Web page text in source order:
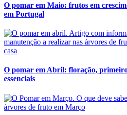
O pomar em Maio: frutos em
em Portugal
O pomar em Abril: floração,
essenciais